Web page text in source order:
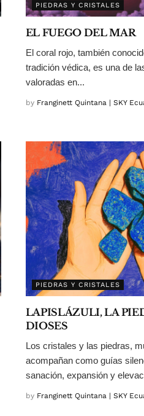
PIEDRAS Y CRISTALES
EL FUEGO DEL MAR
El coral rojo, también
tradición védica, es una de
valoradas en...
by Franginett Quintana | SKY
PIEDRAS Y CRISTALES
LAPISLÁZULI, LA
DIOSES
Los cristales y las piedras,
acompañan como guías
sanación, expansión y
by Franginett Quintana | SKY